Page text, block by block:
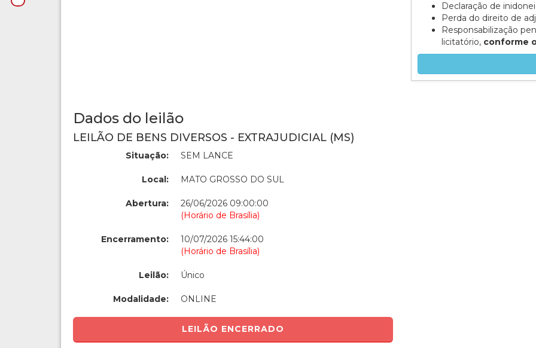
Declaração de
Perda do direito de
Responsabilização
licitatório, conforme o
Dados do leilão
LEILÃO DE BENS DIVERSOS - EXTRAJUDICIAL (MS)
Situação: SEM LANCE
Local: MATO GROSSO DO SUL
Abertura:
26/06/2026 09:00:00
(Horário de Brasília)
Encerramento:
10/07/2026 15:44:00
(Horário de Brasília)
Leilão: Único
Modalidade: ONLINE
LEILÃO ENCERRADO